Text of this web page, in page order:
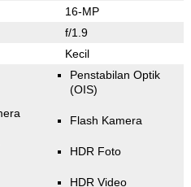
16-MP
f/1.9
Kecil
Penstabilan Optik
(OIS)
Flash Kamera
HDR Foto
HDR Video